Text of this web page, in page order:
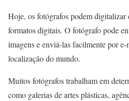
Hoje, os fotógrafos podem
formatos digitais. O fotógrafo pode
imagens e enviá-las facilmente por
localização do mundo.
Muitos fotógrafos trabalham em
como galerias de artes plásticas,